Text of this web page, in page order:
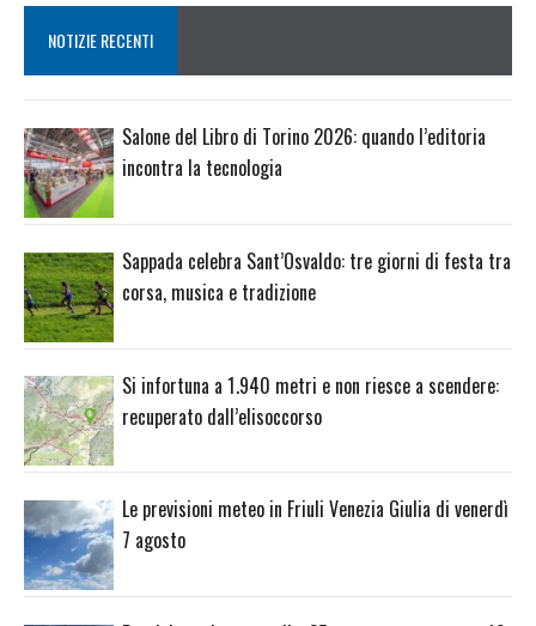
NOTIZIE RECENTI
Salone del Libro di Torino 2026: quando l’editoria
incontra la tecnologia
Sappada celebra Sant’Osvaldo: tre giorni di festa tra
corsa, musica e tradizione
Si infortuna a 1.940 metri e non riesce a scendere:
recuperato dall’elisoccorso
Le previsioni meteo in Friuli Venezia Giulia di venerdì
7 agosto